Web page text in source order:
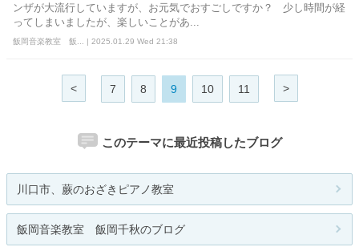
ンザが大流行していますが、お元気でおすごしですか？ 少し時間が経
ってしまいましたが、楽しいことがあ...
飯岡音楽教室 飯... | 2025.01.29 Wed 21:38
< 7 8 9 10 11 >
このテーマに最近投稿したブログ
川口市、蕨のおざきピアノ教室
飯岡音楽教室 飯岡千秋のブログ